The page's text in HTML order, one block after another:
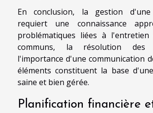
En conclusion, la gestion d'une
requiert une connaissance
problématiques liées à l'entretien
communs, la résolution
l'importance d'une communication
éléments constituent la base
saine et bien gérée.
Planification financière